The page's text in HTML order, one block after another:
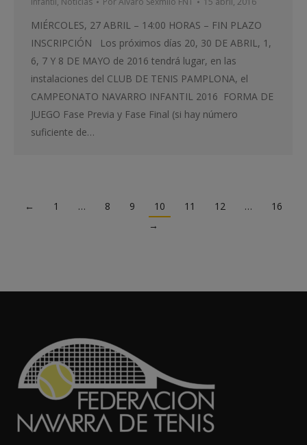
MIÉRCOLES, 27 ABRIL – 14:00 HORAS – FIN PLAZO
INSCRIPCIÓN Los próximos días 20, 30 DE ABRIL, 1,
6, 7 Y 8 DE MAYO de 2016 tendrá lugar, en las
instalaciones del CLUB DE TENIS PAMPLONA, el
CAMPEONATO NAVARRO INFANTIL 2016 FORMA DE
JUEGO Fase Previa y Fase Final (si hay número
suficiente de…
← 1 … 8 9 10 11 12 …
16
→